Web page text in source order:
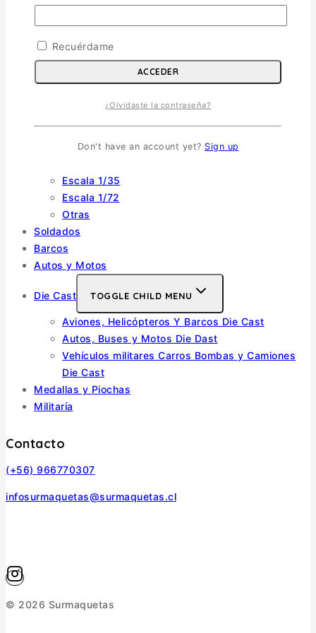
Helicópteros
TOGGLE CHILD MENU
Escala 1/35
Escala 1/72
Otras
Soldados
Barcos
Autos y Motos
Die Cast TOGGLE CHILD MENU
Aviones, Helicópteros Y Barcos Die Cast
Autos, Buses y Motos Die Dast
Vehículos militares Carros Bombas y Camiones
Die Cast
Medallas y Piochas
Militaría
Contacto
(+56) 966770307
infosurmaquetas@surmaquetas.cl
© 2026 Surmaquetas
Recuérdame
ACCEDER
¿Olvidaste la contraseña?
Don't have an account yet? Sign up